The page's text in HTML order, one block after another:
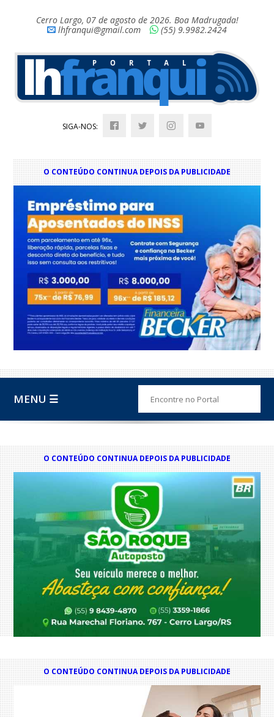
Cerro Largo, 07 de agosto de 2026. Boa Madrugada!
lhfranqui@gmail.com
(55) 9.9982.2424
SIGA-NOS:
O CONTEÚDO CONTINUA DEPOIS DA PUBLICIDADE
MENU ☰
O CONTEÚDO CONTINUA DEPOIS DA PUBLICIDADE
O CONTEÚDO CONTINUA DEPOIS DA PUBLICIDADE